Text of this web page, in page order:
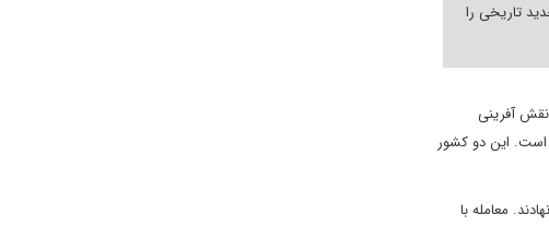
تاریخی را
نقش آفرینی
است. این دو کشور
معامله با